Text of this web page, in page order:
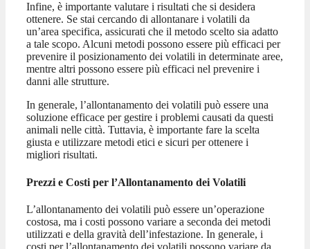
Infine, è importante valutare i risultati che si desidera
ottenere. Se stai cercando di allontanare i volatili da
un’area specifica, assicurati che il metodo scelto sia adatto
a tale scopo. Alcuni metodi possono essere più efficaci per
prevenire il posizionamento dei volatili in determinate aree,
mentre altri possono essere più efficaci nel prevenire i
danni alle strutture.
In generale, l’allontanamento dei volatili può essere una
soluzione efficace per gestire i problemi causati da questi
animali nelle città. Tuttavia, è importante fare la scelta
giusta e utilizzare metodi etici e sicuri per ottenere i
migliori risultati.
Prezzi e Costi per l’Allontanamento dei Volatili
L’allontanamento dei volatili può essere un’operazione
costosa, ma i costi possono variare a seconda dei metodi
utilizzati e della gravità dell’infestazione. In generale, i
costi per l’allontanamento dei volatili possono variare da